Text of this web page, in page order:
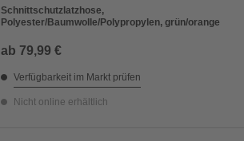
Schnittschutzlatzhose,
Polyester/Baumwolle/Polypropylen, grün/orange
ab 79,99 €
Verfügbarkeit im Markt prüfen
Nicht online erhältlich